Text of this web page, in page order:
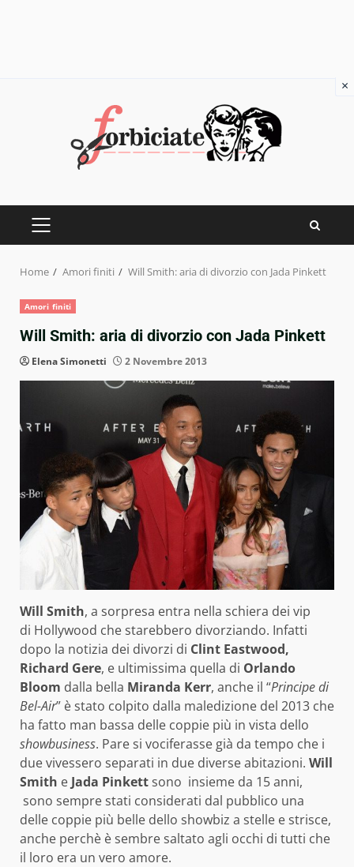
PRIMARY
Home Amori finiti Will Smith: aria di divorzio con Jada Pinkett
Amori finiti
Will Smith: aria di divorzio con Jada Pinkett
Elena Simonetti 2 Novembre 2013
Will Smith, a sorpresa entra nella schiera dei vip
di Hollywood che starebbero divorziando. Infatti
dopo la notizia dei divorzi di Clint Eastwood,
Richard Gere, e ultimissima quella di Orlando
Bloom dalla bella Miranda Kerr, anche il “Principe di
Bel-Air” è stato colpito dalla maledizione del 2013 che
ha fatto man bassa delle coppie più in vista dello
showbusiness. Pare si vociferasse già da tempo che i
due vivessero separati in due diverse abitazioni. Will
Smith e Jada Pinkettsono insieme da 15 anni,
sono sempre stati considerati dal pubblico una
delle coppie più belle dello showbiz a stelle e strisce,
anche perchè è sembre saltato agli occhi di tutti che
il loro era un vero amore.
×